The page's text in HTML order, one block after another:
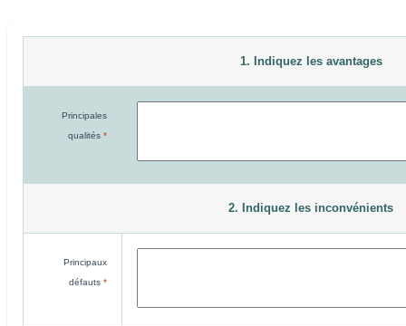
1. Indiquez les avantages
Principales
qualités *
2. Indiquez les inconvénients
Principaux
défauts *